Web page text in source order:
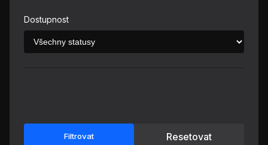
Dostupnost
Filtrovat Resetovat